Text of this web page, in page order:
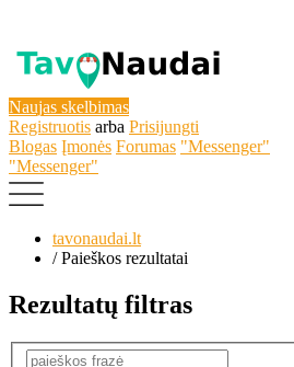
Naujas skelbimas
Registruotis arba Prisijungti
Blogas Įmonės Forumas "Messenger"
"Messenger"
tavonaudai.lt
/Paieškos rezultatai
Rezultatų filtras